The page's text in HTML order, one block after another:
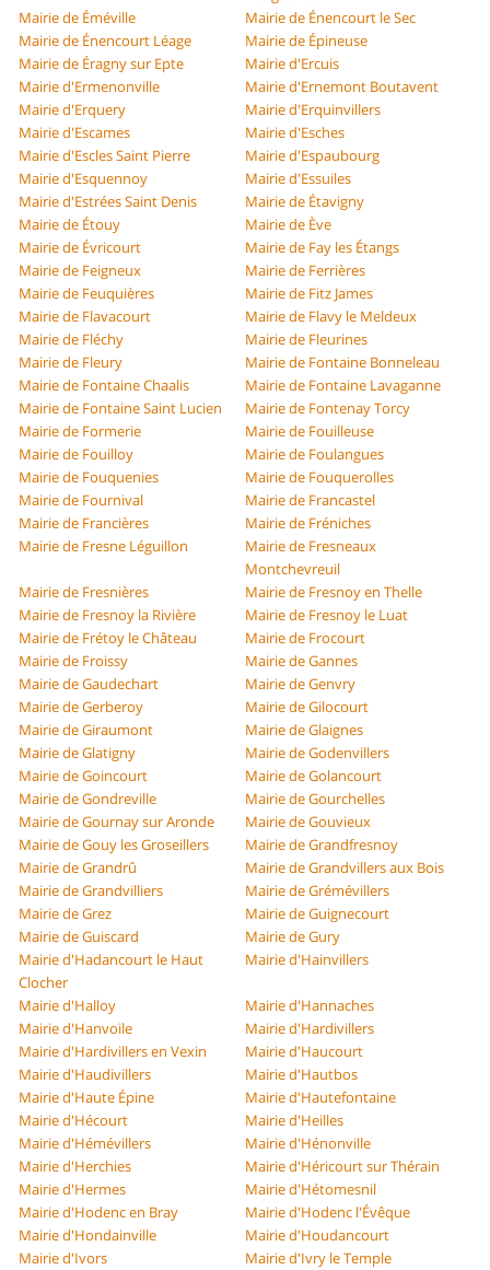
Mairie de Éméville
Mairie de Énencourt le Sec
Mairie de Énencourt Léage
Mairie de Épineuse
Mairie de Éragny sur Epte
Mairie d'Ercuis
Mairie d'Ermenonville
Mairie d'Ernemont Boutavent
Mairie d'Erquery
Mairie d'Erquinvillers
Mairie d'Escames
Mairie d'Esches
Mairie d'Escles Saint Pierre
Mairie d'Espaubourg
Mairie d'Esquennoy
Mairie d'Essuiles
Mairie d'Estrées Saint Denis
Mairie de Étavigny
Mairie de Étouy
Mairie de Ève
Mairie de Évricourt
Mairie de Fay les Étangs
Mairie de Feigneux
Mairie de Ferrières
Mairie de Feuquières
Mairie de Fitz James
Mairie de Flavacourt
Mairie de Flavy le Meldeux
Mairie de Fléchy
Mairie de Fleurines
Mairie de Fleury
Mairie de Fontaine Bonneleau
Mairie de Fontaine Chaalis
Mairie de Fontaine Lavaganne
Mairie de Fontaine Saint Lucien
Mairie de Fontenay Torcy
Mairie de Formerie
Mairie de Fouilleuse
Mairie de Fouilloy
Mairie de Foulangues
Mairie de Fouquenies
Mairie de Fouquerolles
Mairie de Fournival
Mairie de Francastel
Mairie de Francières
Mairie de Fréniches
Mairie de Fresne Léguillon
Mairie de Fresneaux
Montchevreuil
Mairie de Fresnières
Mairie de Fresnoy en Thelle
Mairie de Fresnoy la Rivière
Mairie de Fresnoy le Luat
Mairie de Frétoy le Château
Mairie de Frocourt
Mairie de Froissy
Mairie de Gannes
Mairie de Gaudechart
Mairie de Genvry
Mairie de Gerberoy
Mairie de Gilocourt
Mairie de Giraumont
Mairie de Glaignes
Mairie de Glatigny
Mairie de Godenvillers
Mairie de Goincourt
Mairie de Golancourt
Mairie de Gondreville
Mairie de Gourchelles
Mairie de Gournay sur Aronde
Mairie de Gouvieux
Mairie de Gouy les Groseillers
Mairie de Grandfresnoy
Mairie de Grandrû
Mairie de Grandvillers aux Bois
Mairie de Grandvilliers
Mairie de Grémévillers
Mairie de Grez
Mairie de Guignecourt
Mairie de Guiscard
Mairie de Gury
Mairie d'Hadancourt le Haut
Clocher
Mairie d'Hainvillers
Mairie d'Halloy
Mairie d'Hannaches
Mairie d'Hanvoile
Mairie d'Hardivillers
Mairie d'Hardivillers en Vexin
Mairie d'Haucourt
Mairie d'Haudivillers
Mairie d'Hautbos
Mairie d'Haute Épine
Mairie d'Hautefontaine
Mairie d'Hécourt
Mairie d'Heilles
Mairie d'Hémévillers
Mairie d'Hénonville
Mairie d'Herchies
Mairie d'Héricourt sur Thérain
Mairie d'Hermes
Mairie d'Hétomesnil
Mairie d'Hodenc en Bray
Mairie d'Hodenc l'Évêque
Mairie d'Hondainville
Mairie d'Houdancourt
Mairie d'Ivors
Mairie d'Ivry le Temple